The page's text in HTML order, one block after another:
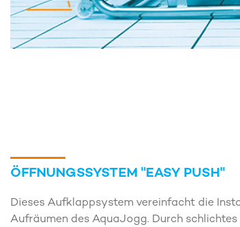
ÖFFNUNGSSYSTEM "EASY PUSH"
Dieses Aufklappsystem vereinfacht die
Aufräumen des AquaJogg. Durch